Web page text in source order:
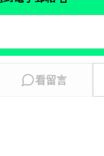
看留言